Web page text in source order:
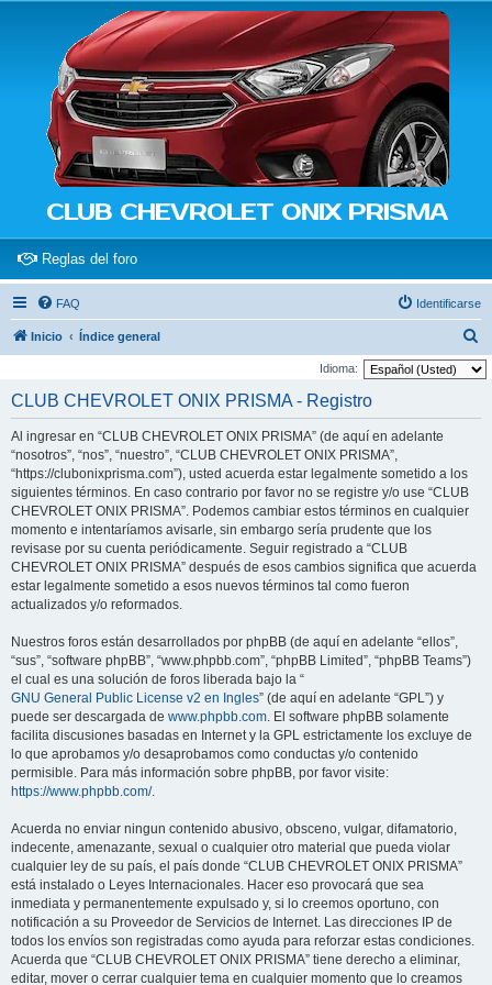
CLUB CHEVROLET ONIX PRISMA
Reglas del foro(Opens a new tab)
FAQ Identificarse
Inicio Índice general
u
Idioma:
CLUB CHEVROLET ONIX PRISMA - Registro
Al ingresar en “CLUB CHEVROLET ONIX PRISMA” (de aquí en adelante
“nosotros”, “nos”, “nuestro”, “CLUB CHEVROLET ONIX PRISMA”,
“https://clubonixprisma.com”), usted acuerda estar legalmente sometido a los
siguientes términos. En caso contrario por favor no se registre y/o use “CLUB
CHEVROLET ONIX PRISMA”. Podemos cambiar estos términos en cualquier
momento e intentaríamos avisarle, sin embargo sería prudente que los
revisase por su cuenta periódicamente. Seguir registrado a “CLUB
CHEVROLET ONIX PRISMA” después de esos cambios significa que acuerda
estar legalmente sometido a esos nuevos términos tal como fueron
actualizados y/o reformados.
Nuestros foros están desarrollados por phpBB (de aquí en adelante “ellos”,
“sus”, “software phpBB”, “www.phpbb.com”, “phpBB Limited”, “phpBB Teams”)
el cual es una solución de foros liberada bajo la “
GNU General Public License v2 en Ingles” (de aquí en adelante “GPL”) y
puede ser descargada de www.phpbb.com. El software phpBB solamente
facilita discusiones basadas en Internet y la GPL estrictamente los excluye de
lo que aprobamos y/o desaprobamos como conductas y/o contenido
permisible. Para más información sobre phpBB, por favor visite:
https://www.phpbb.com/.
Acuerda no enviar ningun contenido abusivo, obsceno, vulgar, difamatorio,
indecente, amenazante, sexual o cualquier otro material que pueda violar
cualquier ley de su país, el país donde “CLUB CHEVROLET ONIX PRISMA”
está instalado o Leyes Internacionales. Hacer eso provocará que sea
inmediata y permanentemente expulsado y, si lo creemos oportuno, con
notificación a su Proveedor de Servicios de Internet. Las direcciones IP de
todos los envíos son registradas como ayuda para reforzar estas condiciones.
Acuerda que “CLUB CHEVROLET ONIX PRISMA” tiene derecho a eliminar,
editar, mover o cerrar cualquier tema en cualquier momento que lo creamos